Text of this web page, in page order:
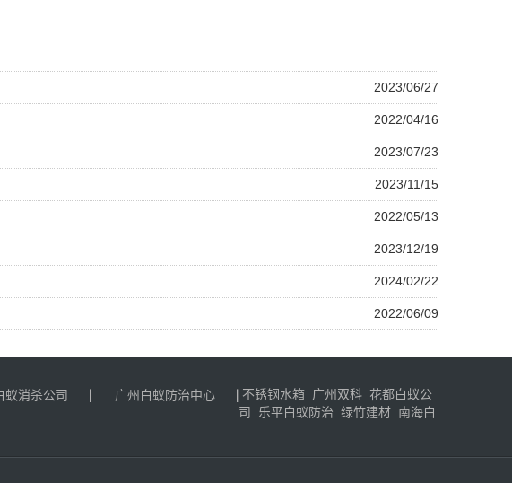
2023/06/27
2022/04/16
2023/07/23
2023/11/15
2022/05/13
2023/12/19
2024/02/22
2022/06/09
蚁消杀公司 广州白蚁防治中心 不锈钢水箱 广州双科 花都白蚁公
司
乐平白蚁防治 绿竹建材 南海白